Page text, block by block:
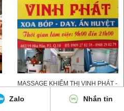
MASSAGE KHIẾM THỊ VINH PHÁT -
Đ/c: 402/19 Hòa Hảo, P.8, Quận 10 -
Tel: 0908298279 - 0909278259
Zalo Nhắn tin